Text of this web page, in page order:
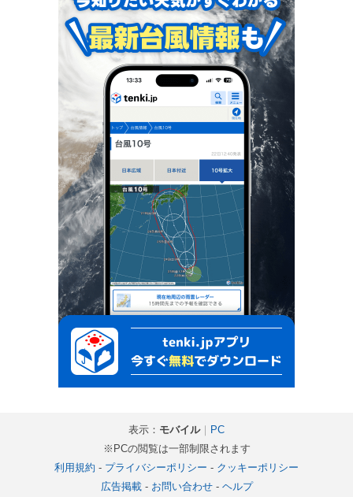
表示： モバイル｜ PC
※PCの閲覧は一部制限されます
利用規約 - プライバシーポリシー - クッキーポリシー
広告掲載- お問い合わせ- ヘルプ